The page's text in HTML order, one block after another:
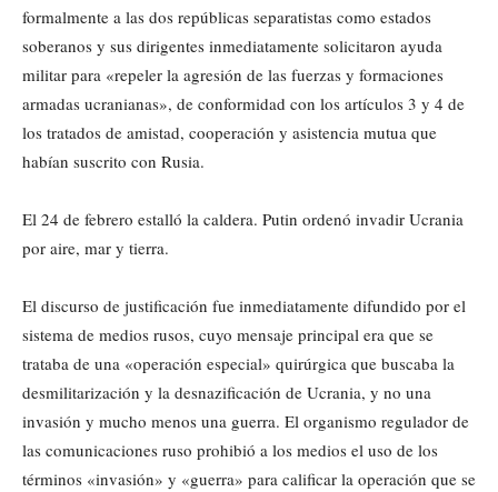
formalmente a las dos repúblicas separatistas como estados
soberanos y sus dirigentes inmediatamente solicitaron ayuda
militar para «repeler la agresión de las fuerzas y formaciones
armadas ucranianas», de conformidad con los artículos 3 y 4 de
los tratados de amistad, cooperación y asistencia mutua que
habían suscrito con Rusia.
El 24 de febrero estalló la caldera. Putin ordenó invadir Ucrania
por aire, mar y tierra.
El discurso de justificación fue inmediatamente difundido por el
sistema de medios rusos, cuyo mensaje principal era que se
trataba de una «operación especial» quirúrgica que buscaba la
desmilitarización y la desnazificación de Ucrania, y no una
invasión y mucho menos una guerra. El organismo regulador de
las comunicaciones ruso prohibió a los medios el uso de los
términos «invasión» y «guerra» para calificar la operación que se